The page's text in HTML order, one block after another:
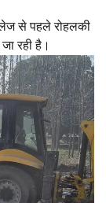
से पहले रोहलकी
रही है।